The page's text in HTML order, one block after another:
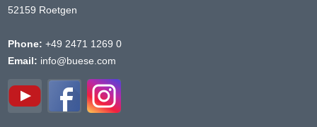
52159 Roetgen
Phone: +49 2471 1269 0
Email: info@buese.com